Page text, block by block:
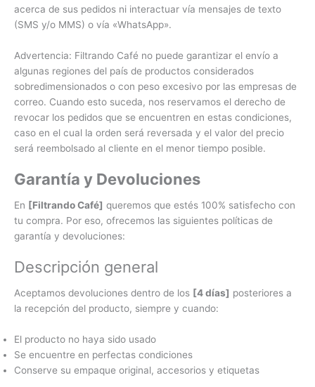
acerca de sus pedidos ni interactuar vía mensajes de texto
(SMS y/o MMS) o vía «WhatsApp».
Advertencia: Filtrando Café no puede garantizar el envío a
algunas regiones del país de productos considerados
sobredimensionados o con peso excesivo por las empresas de
correo. Cuando esto suceda, nos reservamos el derecho de
revocar los pedidos que se encuentren en estas condiciones,
caso en el cual la orden será reversada y el valor del precio
será reembolsado al cliente en el menor tiempo posible.
Garantía y Devoluciones
En [Filtrando Café] queremos que estés 100% satisfecho con
tu compra. Por eso, ofrecemos las siguientes políticas de
garantía y devoluciones:
Descripción general
Aceptamos devoluciones dentro de los [4 días] posteriores a
la recepción del producto, siempre y cuando:
El producto no haya sido usado
Se encuentre en perfectas condiciones
Conserve su empaque original, accesorios y etiquetas